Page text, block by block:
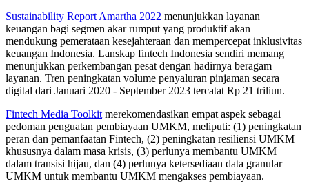
Sustainability Report Amartha 2022 menunjukkan layanan
keuangan bagi segmen akar rumput yang produktif akan
mendukung pemerataan kesejahteraan dan mempercepat inklusivitas
keuangan Indonesia. Lanskap fintech Indonesia sendiri memang
menunjukkan perkembangan pesat dengan hadirnya beragam
layanan. Tren peningkatan volume penyaluran pinjaman secara
digital dari Januari 2020 - September 2023 tercatat Rp 21 triliun.
Fintech Media Toolkitmerekomendasikan empat aspek sebagai
pedoman penguatan pembiayaan UMKM, meliputi: (1) peningkatan
peran dan pemanfaatan Fintech, (2) peningkatan resiliensi UMKM
khususnya dalam masa krisis, (3) perlunya membantu UMKM
dalam transisi hijau, dan (4) perlunya ketersediaan data granular
UMKM untuk membantu UMKM mengakses pembiayaan.